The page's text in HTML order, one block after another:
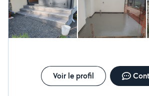
de bordure et pavé, création de
de carrelages. Placo,bande a joint, peinture... Plusieurs
rénovation complète de maison ,a
Voir le profil